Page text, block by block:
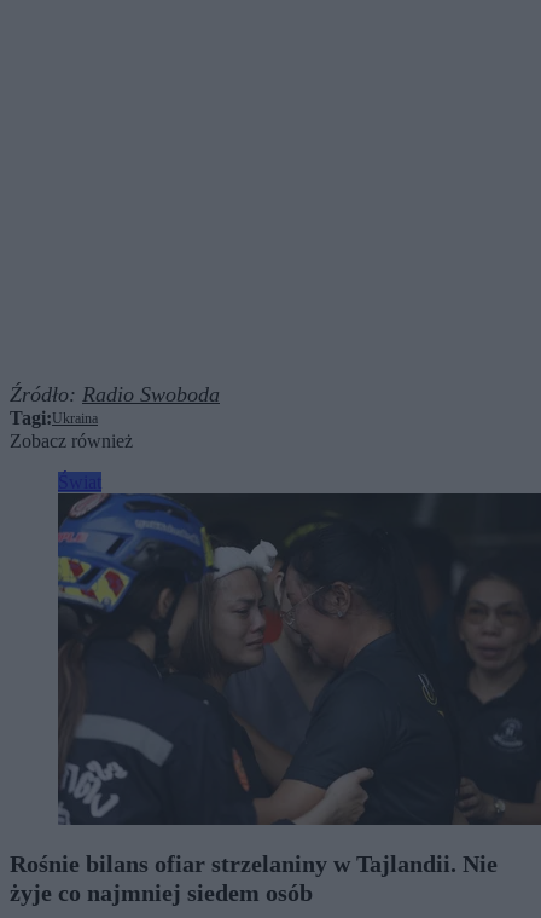
Źródło: Radio Swoboda
Tagi:Ukraina
Zobacz również
Rośnie bilans ofiar strzelaniny w Tajlandii. Nie
żyje co najmniej siedem osób